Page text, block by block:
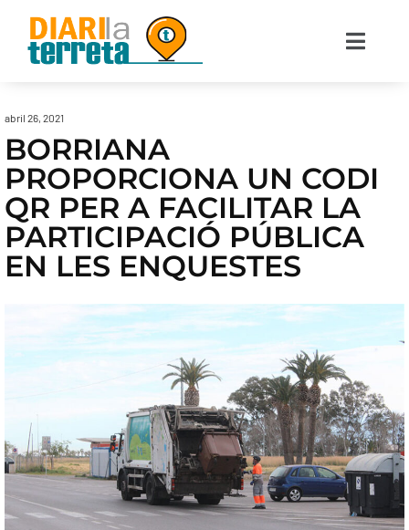
abril 26, 2021
BORRIANA
PROPORCIONA UN CODI
QR PER A FACILITAR LA
PARTICIPACIÓ PÚBLICA
EN LES ENQUESTES